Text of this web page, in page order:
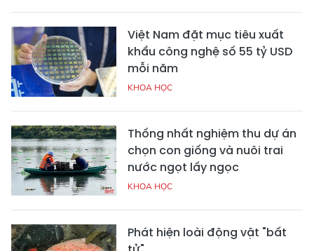
Việt Nam đặt mục tiêu xuất
khẩu công nghệ số 55 tỷ USD
mỗi năm
KHOA HỌC
Thống nhất nghiệm thu dự án
chọn con giống và nuôi trai
nước ngọt lấy ngọc
KHOA HỌC
Phát hiện loài động vật "bất